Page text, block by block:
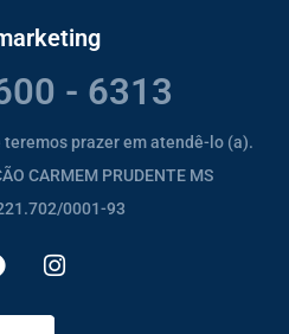
- 6313
prazer em atendê-lo (a).
CARMEM PRUDENTE MS
0001-93